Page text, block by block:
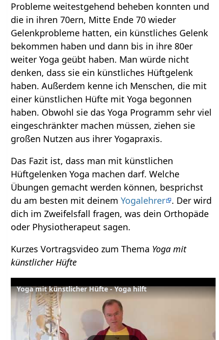
Probleme weitestgehend beheben konnten und
die in ihren 70ern, Mitte Ende 70 wieder
Gelenkprobleme hatten, ein künstliches Gelenk
bekommen haben und dann bis in ihre 80er
weiter Yoga geübt haben. Man würde nicht
denken, dass sie ein künstliches Hüftgelenk
haben. Außerdem kenne ich Menschen, die mit
einer künstlichen Hüfte mit Yoga begonnen
haben. Obwohl sie das Yoga Programm sehr viel
eingeschränkter machen müssen, ziehen sie
großen Nutzen aus ihrer Yogapraxis.
Das Fazit ist, dass man mit künstlichen
Hüftgelenken Yoga machen darf. Welche
Übungen gemacht werden können, besprichst
du am besten mit deinemYogalehrer . Der wird
dich im Zweifelsfall fragen, was dein Orthopäde
oder Physiotherapeut sagen.
Kurzes Vortragsvideo zum Thema Yoga mit
künstlicher Hüfte
Yoga mit künstlicher Hüfte - Yoga hilft